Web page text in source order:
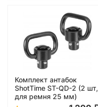
Комплект антабок
ShotTime ST-QD-2 (2 шт,
для ремня 25 мм)